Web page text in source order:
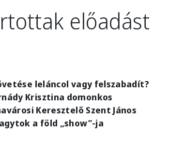
előadást
leláncol vagy felszabadít?
Krisztina domonkos
Keresztelő Szent János
a föld „show”-ja